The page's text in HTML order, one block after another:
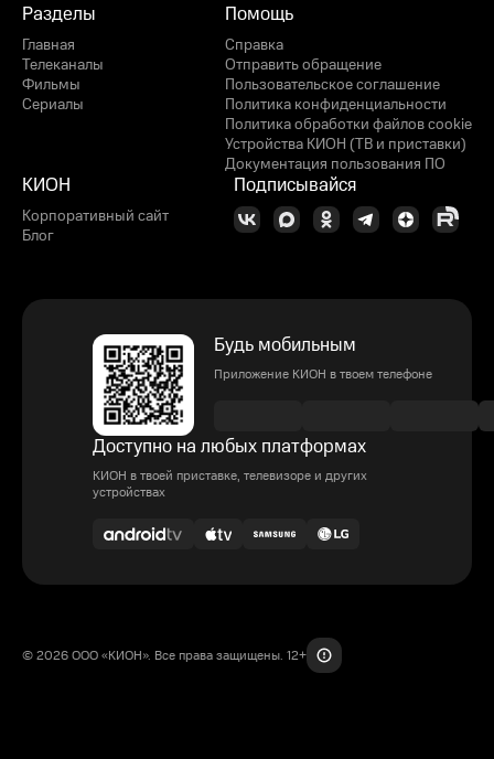
Разделы
Главная
Телеканалы
Фильмы
Сериалы
Помощь
Справка
Отправить обращение
Пользовательское соглашение
Политика конфиденциальности
Политика обработки файлов cookie
Устройства КИОН (ТВ и приставки)
Документация пользования ПО
КИОН
Корпоративный сайт
Блог
Подписывайся
Будь мобильным
Приложение КИОН в твоем телефоне
Доступно на любых платформах
КИОН в твоей приставке, телевизоре и других
устройствах
© 2026 ООО «КИОН». Все права защищены. 12+